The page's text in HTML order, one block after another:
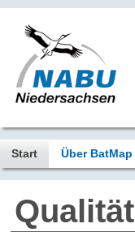
Start Über BatMap